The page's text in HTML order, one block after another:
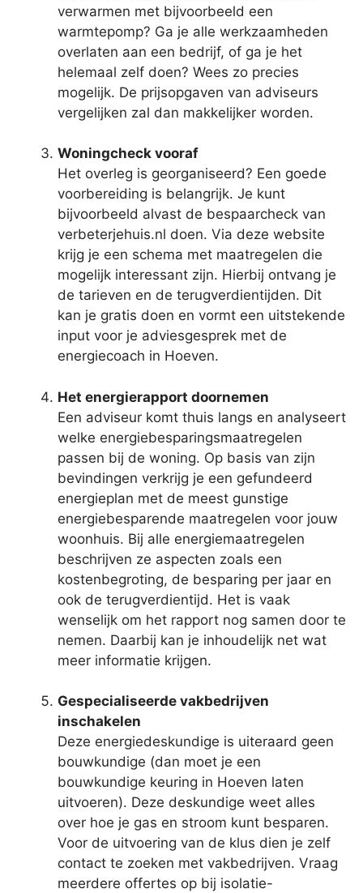
verwarmen met bijvoorbeeld een
warmtepomp? Ga je alle werkzaamheden
overlaten aan een bedrijf, of ga je het
helemaal zelf doen? Wees zo precies
mogelijk. De prijsopgaven van adviseurs
vergelijken zal dan makkelijker worden.
Woningcheck vooraf
Het overleg is georganiseerd? Een goede
voorbereiding is belangrijk. Je kunt
bijvoorbeeld alvast de bespaarcheck van
verbeterjehuis.nl doen. Via deze website
krijg je een schema met maatregelen die
mogelijk interessant zijn. Hierbij ontvang je
de tarieven en de terugverdientijden. Dit
kan je gratis doen en vormt een uitstekende
input voor je adviesgesprek met de
energiecoach in Hoeven.
Het energierapport doornemen
Een adviseur komt thuis langs en analyseert
welke energiebesparingsmaatregelen
passen bij de woning. Op basis van zijn
bevindingen verkrijg je een gefundeerd
energieplan met de meest gunstige
energiebesparende maatregelen voor jouw
woonhuis. Bij alle energiemaatregelen
beschrijven ze aspecten zoals een
kostenbegroting, de besparing per jaar en
ook de terugverdientijd. Het is vaak
wenselijk om het rapport nog samen door te
nemen. Daarbij kan je inhoudelijk net wat
meer informatie krijgen.
Gespecialiseerde vakbedrijven
inschakelen
Deze energiedeskundige is uiteraard geen
bouwkundige (dan moet je een
bouwkundige keuring in Hoeven laten
uitvoeren). Deze deskundige weet alles
over hoe je gas en stroom kunt besparen.
Voor de uitvoering van de klus dien je zelf
contact te zoeken met vakbedrijven. Vraag
meerdere offertes op bij isolatie-